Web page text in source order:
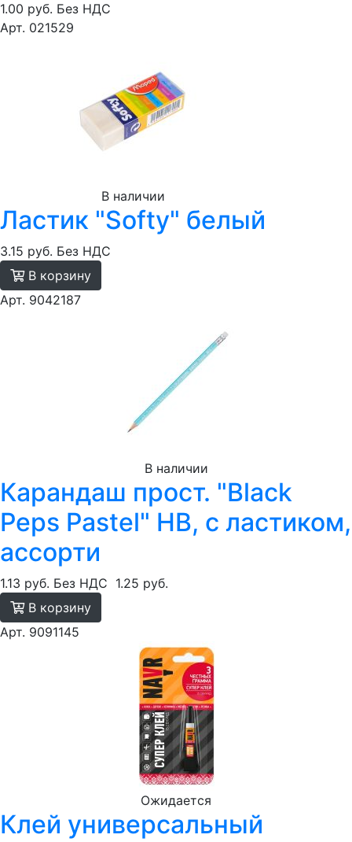
1.00 руб. Без НДС
Арт. 021529
В наличии
Ластик "Softy" белый
3.15 руб. Без НДС
В корзину
Арт. 9042187
В наличии
Карандаш прост. "Black
Peps Pastel" HB, с ластиком,
ассорти
1.13 руб. Без НДС 1.25 руб.
В корзину
Арт. 9091145
Ожидается
Клей универсальный